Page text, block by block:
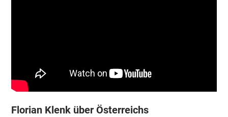
Florian Klenk über Österreichs